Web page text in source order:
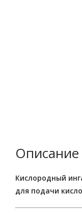
Описание
Кислородный
для подачи